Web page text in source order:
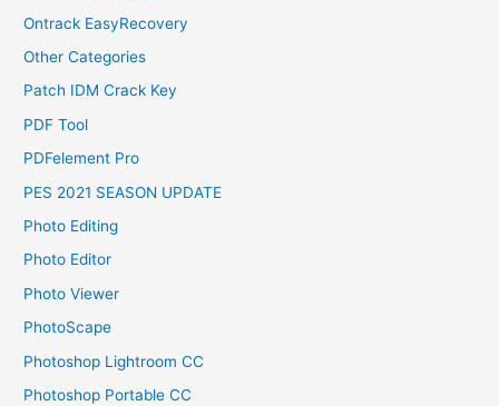
Ontrack EasyRecovery
Other Categories
Patch IDM Crack Key
PDF Tool
PDFelement Pro
PES 2021 SEASON UPDATE
Photo Editing
Photo Editor
Photo Viewer
PhotoScape
Photoshop Lightroom CC
Photoshop Portable CC